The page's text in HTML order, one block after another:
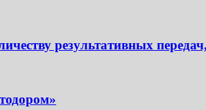
результативных